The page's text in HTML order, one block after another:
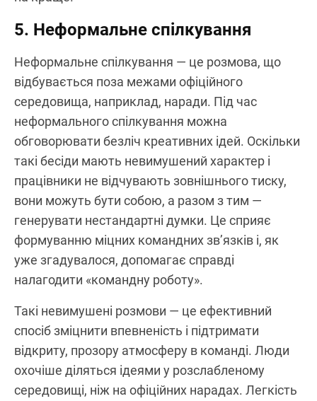
5. Неформальне спілкування
Неформальне спілкування — це розмова, що
відбувається поза межами офіційного
середовища, наприклад, наради. Під час
неформального спілкування можна
обговорювати безліч креативних ідей. Оскільки
такі бесіди мають невимушений характер і
працівники не відчувають зовнішнього тиску,
вони можуть бути собою, а разом з тим —
генерувати нестандартні думки. Це сприяє
формуванню міцних командних зв’язків і, як
уже згадувалося, допомагає справді
налагодити «командну роботу».
Такі невимушені розмови — це ефективний
спосіб зміцнити впевненість і підтримати
відкриту, прозору атмосферу в команді. Люди
охочіше діляться ідеями у розслабленому
середовищі, ніж на офіційних нарадах. Легкість